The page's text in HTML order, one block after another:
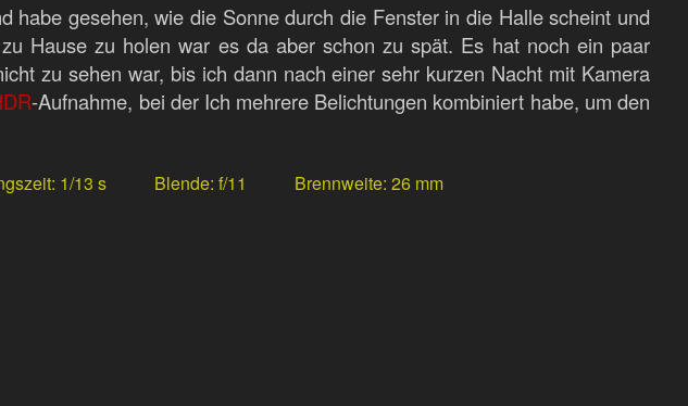
gesehen, wie die Sonne durch die Fenster in die Halle scheint und
Hause zu holen war es da aber schon zu spät. Es hat noch ein paar
zu sehen war, bis ich dann nach einer sehr kurzen Nacht mit Kamera
-Aufnahme, bei der Ich mehrere Belichtungen kombiniert habe, um den
1/13 s Blende f/11 Brennweite 26 mm